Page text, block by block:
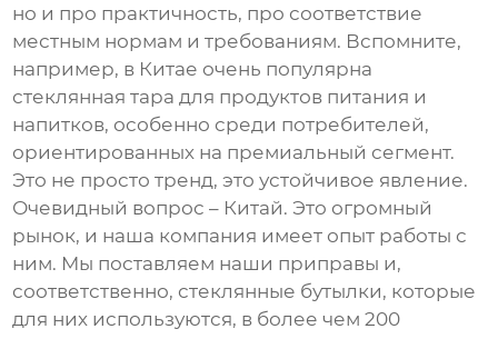
но и про практичность, про соответствие
местным нормам и требованиям. Вспомните,
например, в Китае очень популярна
стеклянная тара для продуктов питания и
напитков, особенно среди потребителей,
ориентированных на премиальный сегмент.
Это не просто тренд, это устойчивое явление.
Очевидный вопрос – Китай. Это огромный
рынок, и наша компания имеет опыт работы с
ним. Мы поставляем наши приправы и,
соответственно, стеклянные бутылки, которые
для них используются, в более чем 200